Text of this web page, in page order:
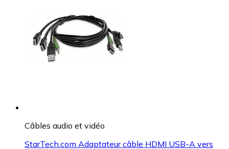
Câbles audio et vidéo
StarTech.com Adaptateur câble HDMI USB-A vers